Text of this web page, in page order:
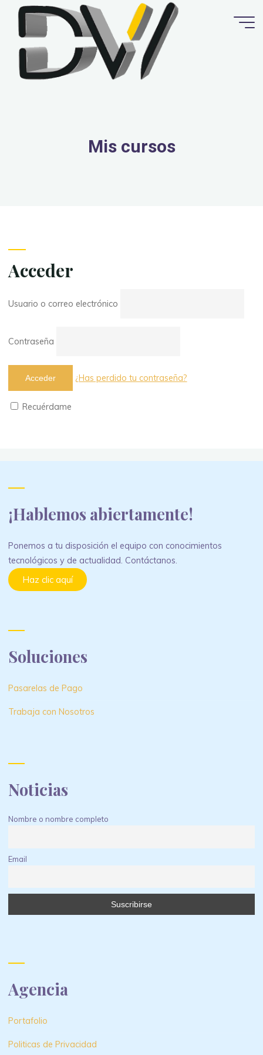
Mis cursos
Acceder
Usuario o correo electrónico
Contraseña
¿Has perdido tu contraseña?
Recuérdame
¡Hablemos abiertamente!
Ponemos a tu disposición el equipo con conocimientos
tecnológicos y de actualidad. Contáctanos.
Haz clic aquí
Soluciones
Pasarelas de Pago
Trabaja con Nosotros
Noticias
Nombre o nombre completo
Email
Agencia
Portafolio
Politicas de Privacidad